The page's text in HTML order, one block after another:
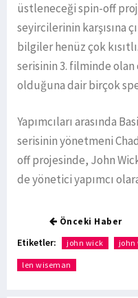
üstleneceği spin-off
seyircilerinin karşısına
bilgiler henüz çok
serisinin 3. filminde olan
olduğuna dair birçok
Yapımcıları arasında
serisinin yönetmeni
off projesinde, John
de yönetici yapımcı
Önceki Haber
Etiketler: john wick john
len wiseman